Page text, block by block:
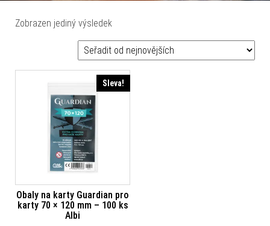
Zobrazen jediný výsledek
Sleva!
Obaly na karty Guardian pro
karty 70 × 120 mm – 100 ks
Albi